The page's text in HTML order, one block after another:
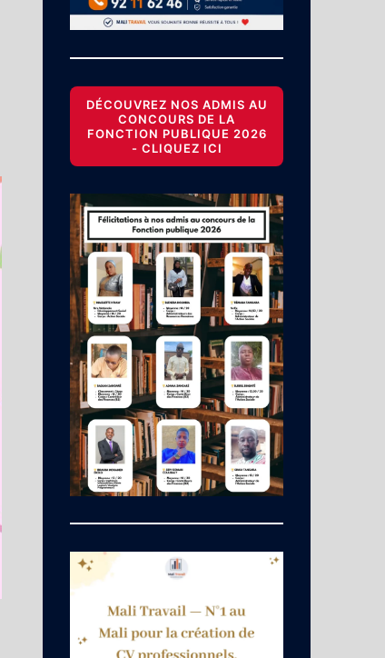
DÉCOUVREZ NOS ADMIS AU
CONCOURS DE LA
FONCTION PUBLIQUE 2026
- CLIQUEZ ICI